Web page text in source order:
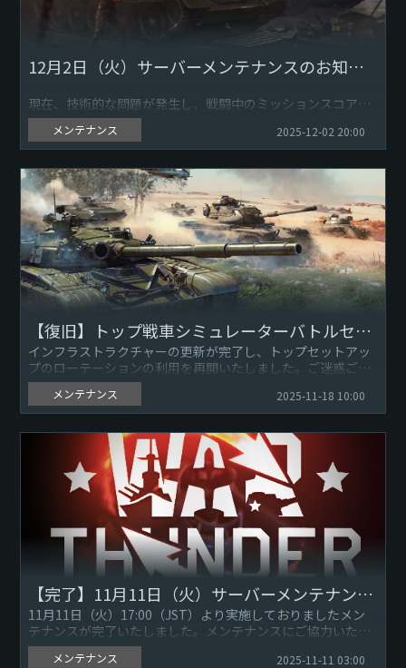
12月2日（火）サーバーメンテナンスのお知らせ
現在、技術的な問題が発生し、戦闘中のミッションスコアと
スポーンポイントが正常に獲得できない場合があります。ご
迷惑ご不便をお掛けしておりますこと申し訳ございません。
開発会社Gai...
メンテナンス 2025-12-02 20:00
【復旧】トップ戦車シミュレーターバトルセットアップ一時停止のお知らせ
インフラストラクチャーの更新が完了し、トップセットアッ
プのローテーションの利用を再開いたしました。ご迷惑ご不
便をおかけして申し訳ありません。引き続き『War
Thunder』をよろ...
メンテナンス 2025-11-18 10:00
【完了】11月11日（火）サーバーメンテナンスのお知らせ
11月11日（火）17:00（JST）より実施しておりましたメン
テナンスが完了いたしました。メンテナンスにご協力いただ
きありがとうございました。
メンテナンス 2025-11-11 03:00